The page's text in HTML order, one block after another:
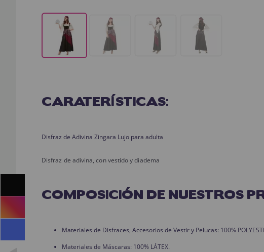
CARATERÍSTICAS:
Disfraz de Adivina Zingara Lujo para adulta
Disfraz de adivina, con vestido y diadema
COMPOSICIÓN DE NUESTROS
Materiales de Disfraces, Accesorios de Vestir y Pelucas: 100%
Materiales de Máscaras: 100% LÁTEX.